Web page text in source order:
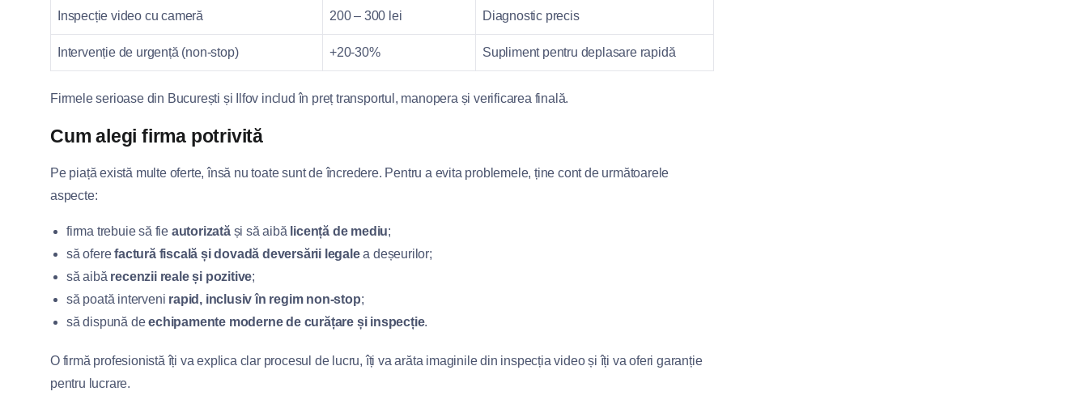
Inspecție video cu cameră 200 – 300 lei Diagnostic precis
Intervenție de urgență (non-stop) +20-30% Supliment pentru deplasare rapidă
Firmele serioase din București și Ilfov includ în preț transportul, manopera și verificarea finală.
Cum alegi firma potrivită
Pe piață există multe oferte, însă nu toate sunt de încredere. Pentru a evita problemele, ține cont de următoarele
aspecte:
firma trebuie să fie autorizatăși să aibă licență de mediu;
să oferefactură fiscală și dovadă deversării legalea deșeurilor;
să aibă recenzii reale și pozitive;
să poată interveni rapid, inclusiv în regim non-stop;
să dispună deechipamente moderne de curățare și inspecție.
O firmă profesionistă îți va explica clar procesul de lucru, îți va arăta imaginile din inspecția video și îți va oferi garanție
pentru lucrare.